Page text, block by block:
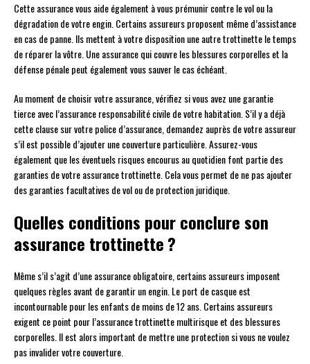
Cette assurance vous aide également à vous prémunir contre le vol ou la
dégradation de votre engin. Certains assureurs proposent même d’assistance
en cas de panne. Ils mettent à votre disposition une autre trottinette le temps
de réparer la vôtre. Une assurance qui couvre les blessures corporelles et la
défense pénale peut également vous sauver le cas échéant.
Au moment de choisir votre assurance, vérifiez si vous avez une garantie
tierce avec l’assurance responsabilité civile de votre habitation. S’il y a déjà
cette clause sur votre police d’assurance, demandez auprès de votre assureur
s’il est possible d’ajouter une couverture particulière. Assurez-vous
également que les éventuels risques encourus au quotidien font partie des
garanties de votre assurance trottinette. Cela vous permet de ne pas ajouter
des garanties facultatives de vol ou de protection juridique.
Quelles conditions pour conclure son
assurance trottinette ?
Même s’il s’agit d’une assurance obligatoire, certains assureurs imposent
quelques règles avant de garantir un engin. Le port de casque est
incontournable pour les enfants de moins de 12 ans. Certains assureurs
exigent ce point pour l’assurance trottinette multirisque et des blessures
corporelles. Il est alors important de mettre une protection si vous ne voulez
pas invalider votre couverture.